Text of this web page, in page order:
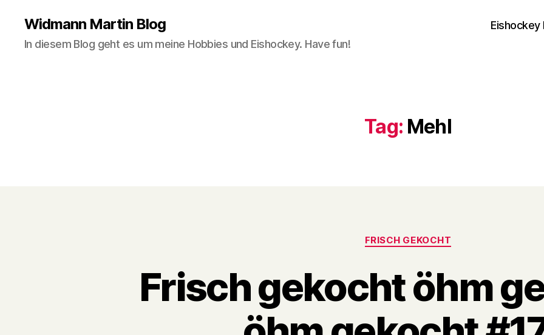
Widmann Martin Blog
In diesem Blog geht es um meine Hobbies und Eishockey. Have fun!
Tag: Mehl
Categories
FRISCH GEKOCHT
Frisch gekocht öhm